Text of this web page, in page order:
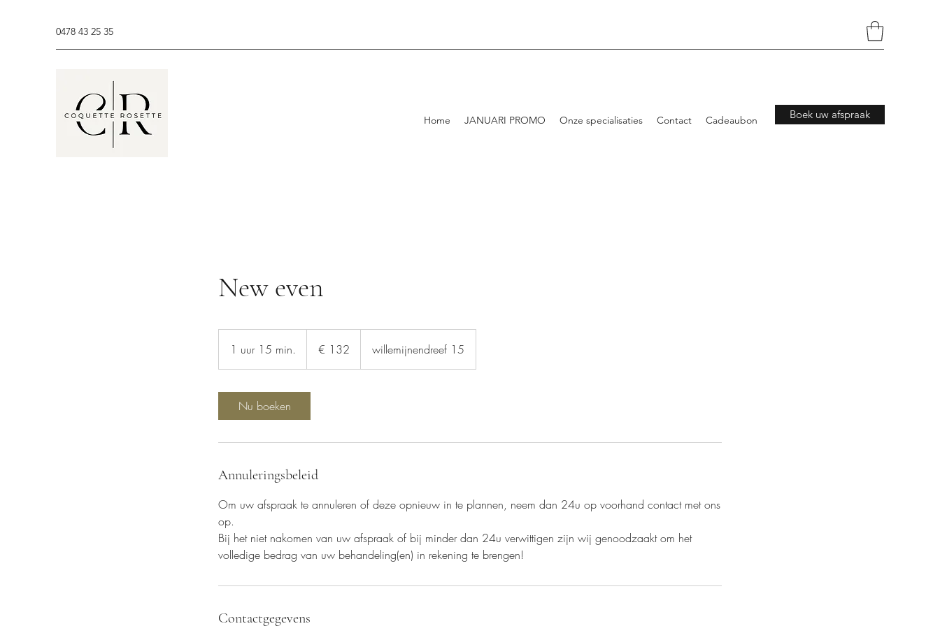
0478 43 25 35
Home JANUARI PROMO Onze specialisaties Contact Cadeaubon Boek uw afspraak
New even
1 uur 15 min.
u
5
n
.
€ 132 willemijnendreef 15
Nu boeken
Annuleringsbeleid
Om uw afspraak te annuleren of deze opnieuw in te plannen, neem dan 24u op voorhand contact met ons
op.
Bij het niet nakomen van uw afspraak of bij minder dan 24u verwittigen zijn wij genoodzaakt om het
volledige bedrag van uw behandeling(en) in rekening te brengen!
Contactgegevens